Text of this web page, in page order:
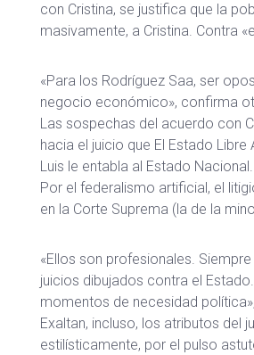
con Cristina, se justifica que la
masivamente, a Cristina. Contra
«Para los Rodríguez Saa, ser
negocio económico», confirma
Las sospechas del acuerdo con
hacia el juicio que El Estado
Luis le entabla al Estado Nacional.
Por el federalismo artificial, el
en la Corte Suprema (la de la
«Ellos son profesionales.
juicios dibujados contra el
momentos de necesidad
Exaltan, incluso, los atributos del
estilísticamente, por el pulso